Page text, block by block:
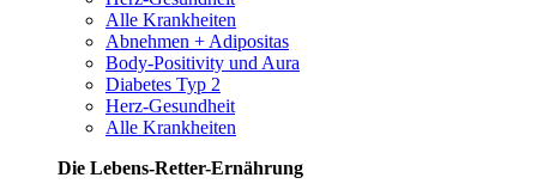
Alle Krankheiten
Abnehmen + Adipositas
Body-Positivity und Aura
Diabetes Typ 2
Herz-Gesundheit
Alle Krankheiten
Die Lebens-Retter-Ernährung